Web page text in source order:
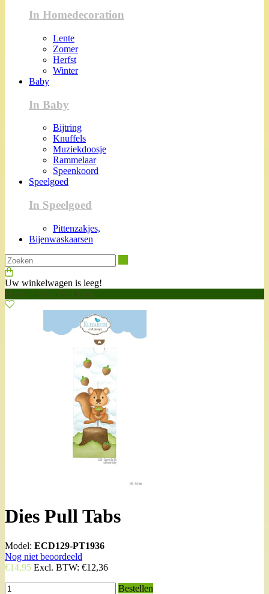
In Homedecoration
Lente
Zomer
Herfst
Winter
Baby
In Baby
Bijtring
Knuffels
Muziekdoosje
Rammelaar
Speenkoord
Speelgoed
In Speelgoed
Pittenzakjes,
Bijenwaskaarsen
Uw winkelwagen is leeg!
Home
Dies Pull Tabs
Dies Pull Tabs
Model: ECD129-PT1936
Nog niet beoordeeld
€14,95 Excl. BTW: €12,36
Bestellen